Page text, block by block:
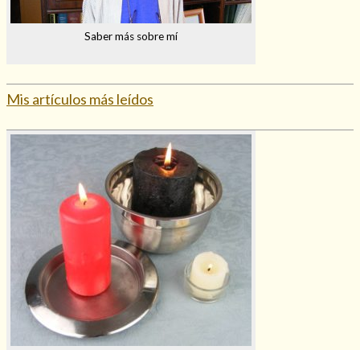
Saber más sobre mí
Mis artículos más leídos